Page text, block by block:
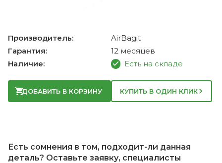
Производитель:
AirBagit
Гарантия:
12 месяцев
Наличие:
Есть на складе
ДОБАВИТЬ В КОРЗИНУ КУПИТЬ В ОДИН КЛИК
Есть сомнения в том, подходит-ли данная
деталь? Оставьте заявку, специалисты